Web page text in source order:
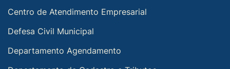
Centro de Atendimento Empresarial
Defesa Civil Municipal
Departamento Agendamento